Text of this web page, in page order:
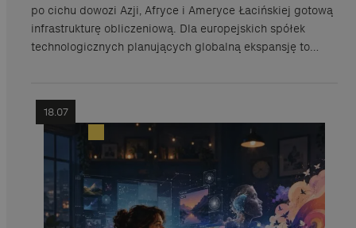
po cichu dowozi Azji, Afryce i Ameryce Łacińskiej gotową
infrastrukturę obliczeniową. Dla europejskich spółek
technologicznych planujących globalną ekspansję to…
18.07